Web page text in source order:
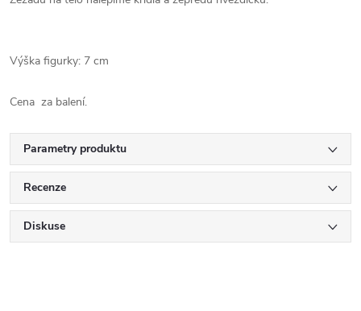
Výška figurky: 7 cm
Cena za balení.
Parametry produktu
Recenze
Diskuse